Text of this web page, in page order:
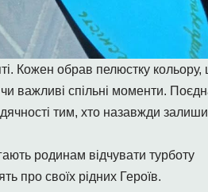
Кожен обрав пелюстку кольору,
важливі спільні моменти.
тим, хто назавжди
родинам відчувати турботу
про своїх рідних Героїв.